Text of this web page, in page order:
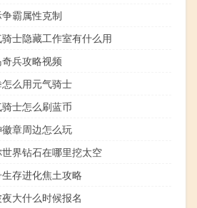
霸属性克制
骑士隐藏工作室有什么用
兵攻略视频
么用元气骑士
士怎么刷蓝币
徽章周边怎么玩
界钻石在哪里挖太空
存进化焦土攻略
大什么时候报名